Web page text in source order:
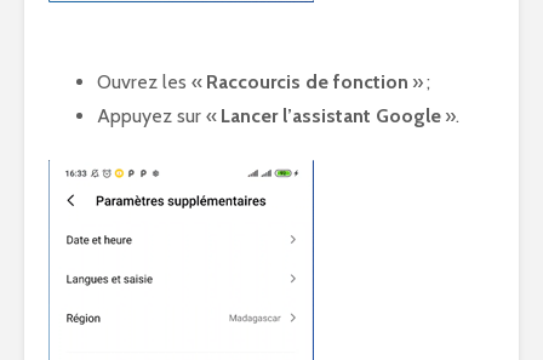
Ouvrez les « Raccourcis de fonction » ;
Appuyez sur « Lancer l’assistant Google ».